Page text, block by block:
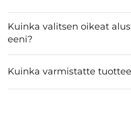
Kuinka valitsen oikeat
eeni?
Kuinka varmistatte